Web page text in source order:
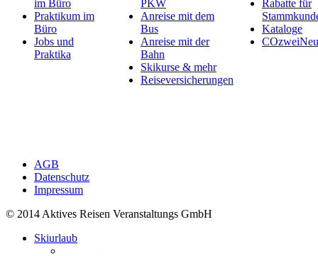
im Büro
Praktikum im
Büro
Jobs und
Praktika
PKW
Anreise mit dem
Bus
Anreise mit der
Bahn
Skikurse & mehr
Reiseversicherungen
Rabatte für
Kataloge
AGB
Datenschutz
Impressum
© 2014 Aktives Reisen Veranstaltungs GmbH
Skiurlaub